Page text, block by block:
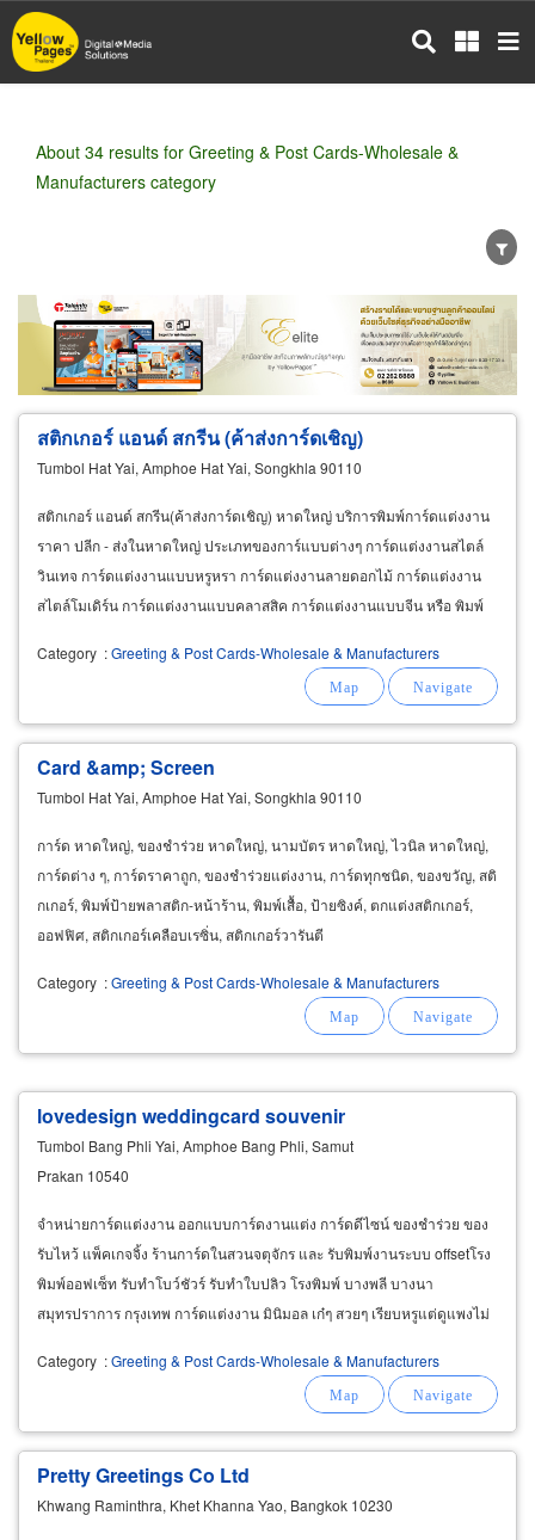
Skip
to
main
About 34 results for Greeting & Post Cards-Wholesale &
Manufacturers category
Wholesale Retail Manufacturer
Dealer
Exporter/Importer
Service Business
สติกเกอร์ แอนด์ สกรีน (ค้าส่งการ์ดเชิญ)
Tumbol Hat Yai, Amphoe Hat Yai, Songkhla 90110
สติกเกอร์ แอนด์ สกรีน(ค้าส่งการ์ดเชิญ) หาดใหญ่ บริการพิมพ์การ์ดแต่งงาน
ราคา ปลีก - ส่งในหาดใหญ่ ประเภทของการ์แบบต่างๆ การ์ดแต่งงานสไตล์
วินเทจ การ์ดแต่งงานแบบหรูหรา การ์ดแต่งงานลายดอกไม้ การ์ดแต่งงาน
สไตล์โมเดิร์น การ์ดแต่งงานแบบคลาสสิค การ์ดแต่งงานแบบจีน หรือ พิมพ์
Category :Greeting & Post Cards-Wholesale & Manufacturers
Card &amp; Screen
Tumbol Hat Yai, Amphoe Hat Yai, Songkhla 90110
การ์ด หาดใหญ่, ของชำร่วย หาดใหญ่, นามบัตร หาดใหญ่, ไวนิล หาดใหญ่,
การ์ดต่าง ๆ, การ์ดราคาถูก, ของชำร่วยแต่งงาน, การ์ดทุกชนิด, ของขวัญ, สติ
กเกอร์, พิมพ์ป้ายพลาสติก-หน้าร้าน, พิมพ์เสื้อ, ป้ายซิงค์, ตกแต่งสติกเกอร์,
ออฟฟิศ, สติกเกอร์เคลือบเรซิ่น, สติกเกอร์วารันตี
Category :Greeting & Post Cards-Wholesale & Manufacturers
lovedesign weddingcard souvenir
Tumbol Bang Phli Yai, Amphoe Bang Phli, Samut
Prakan 10540
จำหน่ายการ์ดแต่งงาน ออกแบบการ์ดงานแต่ง การ์ดดีไซน์ ของชำร่วย ของ
รับไหว้ แพ็คเกจจิ้ง ร้านการ์ดในสวนจตุจักร และ รับพิมพ์งานระบบ offsetโรง
พิมพ์ออฟเซ็ท รับทำโบว์ชัวร์ รับทำใบปลิว โรงพิมพ์ บางพลี บางนา
สมุทรปราการ กรุงเทพ การ์ดแต่งงาน มินิมอล เก๋ๆ สวยๆ เรียบหรูแต่ดูแพงไม่
Category :Greeting & Post Cards-Wholesale & Manufacturers
Pretty Greetings Co Ltd
Khwang Raminthra, Khet Khanna Yao, Bangkok 10230